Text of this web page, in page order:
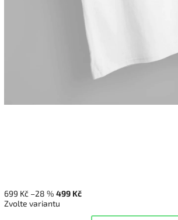
699 Kč –28 % 499 Kč
Zvolte variantu